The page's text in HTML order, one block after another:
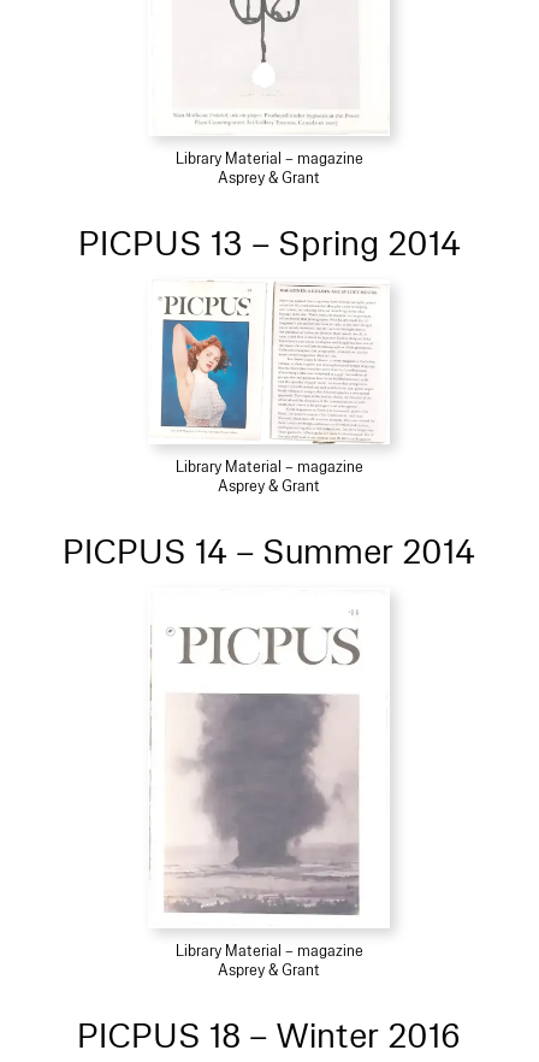
Library Material – magazine
Asprey & Grant
PICPUS 13 – Spring 2014
Library Material – magazine
Asprey & Grant
PICPUS 14 – Summer 2014
Library Material – magazine
Asprey & Grant
PICPUS 18 – Winter 2016